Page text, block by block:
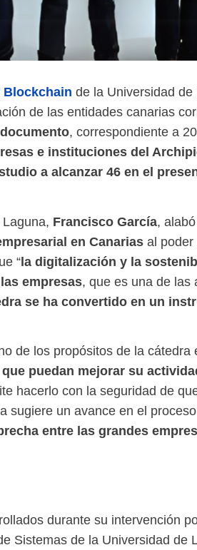
Blockchain de la Universidad
de las entidades canarias
, correspondiente a
e instituciones del
a alcanzar 46 en el
Francisco García,
en Canarias al poder
“la digitalización y la
empresas, que es una de las
se ha convertido en un
de los propósitos de la cátedra
puedan mejorar su
hacerlo con la seguridad de
sugiere un avance en el
entre las grandes
durante su intervención
Sistemas de la Universidad de